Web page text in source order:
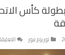
كأس
توريزم نيوز